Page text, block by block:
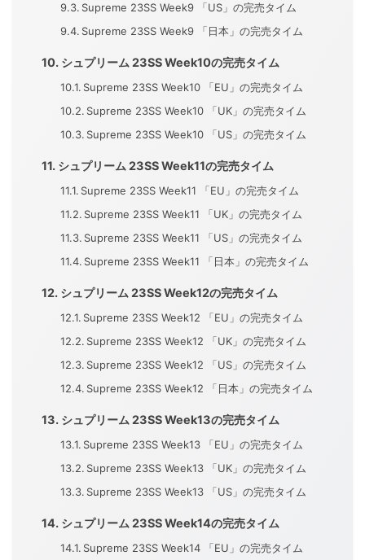
Supreme 23SS Week9 「US」の完売タイム
Supreme 23SS Week9 「日本」の完売タイム
シュプリーム 23SS Week10の完売タイム
Supreme 23SS Week10 「EU」の完売タイム
Supreme 23SS Week10 「UK」の完売タイム
Supreme 23SS Week10 「US」の完売タイム
シュプリーム 23SS Week11の完売タイム
Supreme 23SS Week11 「EU」の完売タイム
Supreme 23SS Week11 「UK」の完売タイム
Supreme 23SS Week11 「US」の完売タイム
Supreme 23SS Week11 「日本」の完売タイム
シュプリーム 23SS Week12の完売タイム
Supreme 23SS Week12 「EU」の完売タイム
Supreme 23SS Week12 「UK」の完売タイム
Supreme 23SS Week12 「US」の完売タイム
Supreme 23SS Week12 「日本」の完売タイム
シュプリーム 23SS Week13の完売タイム
Supreme 23SS Week13 「EU」の完売タイム
Supreme 23SS Week13 「UK」の完売タイム
Supreme 23SS Week13 「US」の完売タイム
シュプリーム 23SS Week14の完売タイム
Supreme 23SS Week14 「EU」の完売タイム